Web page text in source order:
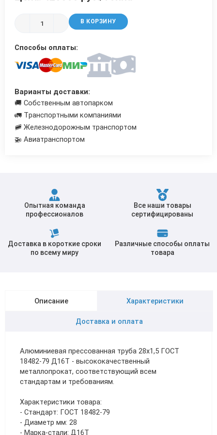
В КОРЗИНУ
Способы оплаты:
Варианты доставки:
🚚 Собственным автопарком
🚛 Транспортными компаниями
🚞 Железнодорожным транспортом
🚁 Авиатранспортом
Опытная команда
профессионалов
Все наши товары
сертифицированы
Доставка в короткие сроки
по всему миру
Различные способы оплаты
товара
Описание Характеристики
Доставка и оплата
Алюминиевая прессованная труба 28х1,5 ГОСТ
18482-79 Д16Т - высококачественный
металлопрокат, соответствующий всем
стандартам и требованиям.
Характеристики товара:
- Стандарт: ГОСТ 18482-79
- Диаметр мм: 28
- Марка-стали: Д16Т
Трубы в ВУС изоляции